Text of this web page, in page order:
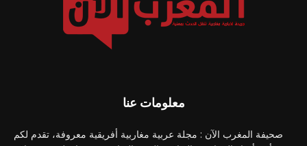
معلومات عنا
صحيفة المغرب الآن : مجلة عربية مغاربية أفريقية معروفة، تقدم لكم